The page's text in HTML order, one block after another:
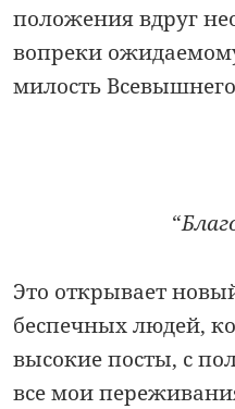
положения вдруг
вопреки
милость
“
Это открывает
беспечных людей,
высокие посты, с
все мои